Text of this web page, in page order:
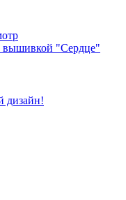
вышивкой "Сердце"
дизайн!